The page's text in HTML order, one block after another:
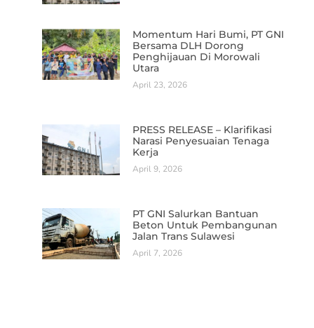
Momentum Hari Bumi, PT GNI
Bersama DLH Dorong
Penghijauan Di Morowali
Utara
April 23, 2026
PRESS RELEASE – Klarifikasi
Narasi Penyesuaian Tenaga
Kerja
April 9, 2026
PT GNI Salurkan Bantuan
Beton Untuk Pembangunan
Jalan Trans Sulawesi
April 7, 2026